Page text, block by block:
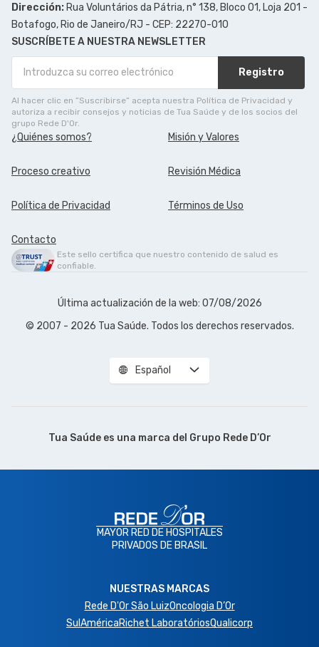
Dirección: Rua Voluntários da Pátria, n° 138, Bloco 01, Loja 201 -
Botafogo, Rio de Janeiro/RJ - CEP: 22270-010
SUSCRÍBETE A NUESTRA NEWSLETTER
Registro
Al hacer clic en ”Suscribirse” acepta nuestra Política de Privacidad y
autoriza a recibir consejos y noticias de Tua Saúde y de los socios del
grupo Rede D'Or.
¿Quiénes somos? Misión y Valores
Proceso creativo Revisión Médica
Política de Privacidad Términos de Uso
Contacto
Este sello certifica que nuestro contenido de salud es
confiable.
Última actualización de la web: 07/08/2026
© 2007 - 2026 Tua Saúde. Todos los derechos reservados.
Español
Tua Saúde es una marca del Grupo Rede D’Or
MAYOR RED DE HOSPITALES
PRIVADOS DE BRASIL
NUESTRAS MARCAS
Rede D'Or São LuizOncologia D’Or
SulAméricaRichet LaboratóriosQualicorp